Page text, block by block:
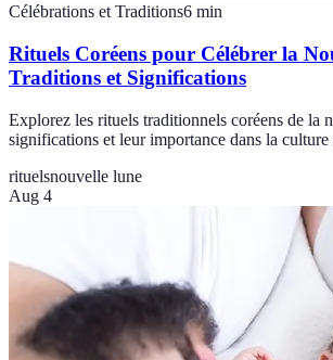
Célébrations et Traditions6 min
Rituels Coréens pour Célébrer la
Traditions et Significations
Explorez les rituels traditionnels coréens de la
significations et leur importance dans la culture
rituelsnouvelle lune
Aug 4